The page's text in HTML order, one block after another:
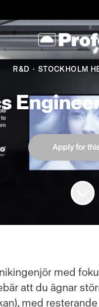
R&D · STOCKHOLM
Apply for
med
att du ägnar
med